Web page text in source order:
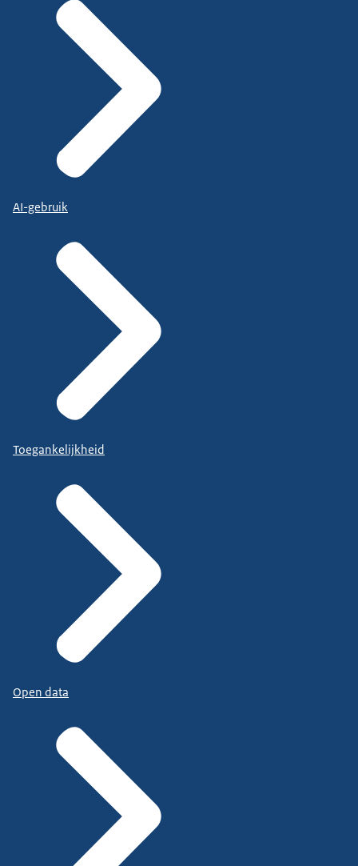
AI-gebruik
Toegankelijkheid
Open data